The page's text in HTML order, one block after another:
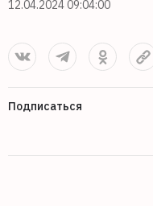
12.04.2024 09:04:00
Подписаться